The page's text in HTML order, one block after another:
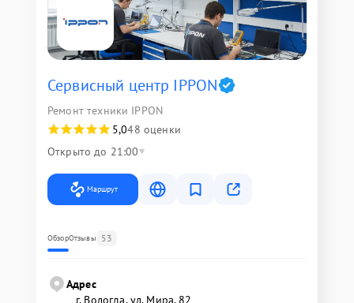
Сервисный центр IPPON
Ремонт техники IPPON
5,048 оценки
Открыто до 21:00
Маршрут
ОбзорОтзывы 53
Адрес
г. Вологда, ул. Мира, 82